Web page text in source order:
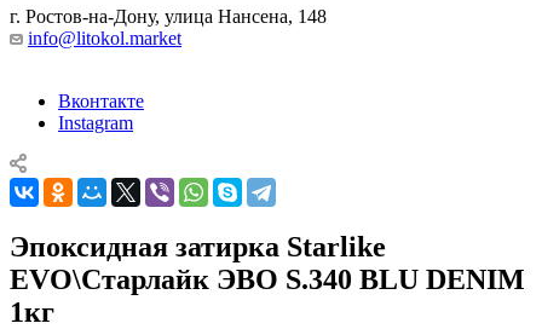
г. Ростов-на-Дону, улица Нансена, 148
info@litokol.market
Вконтакте
Instagram
Эпоксидная затирка Starlike
EVO\Старлайк ЭВО S.340 BLU DENIM
1кг